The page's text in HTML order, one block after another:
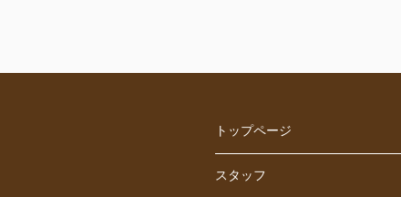
トップページ
スタッフ